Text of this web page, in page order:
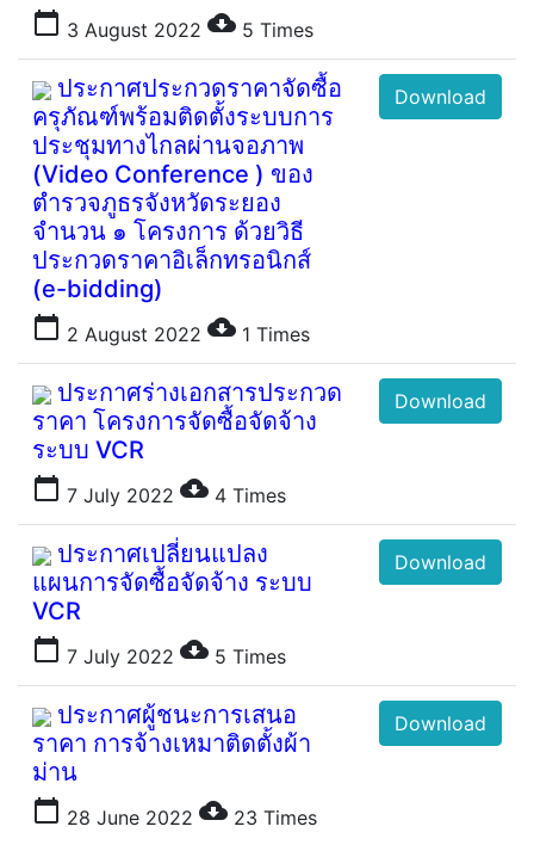
calendar_today 3 August 2022 cloud_download 5 Times
ประกาศประกวดราคาจัดซื้อ
ครุภัณฑ์พร้อมติดตั้งระบบการ
ประชุมทางไกลผ่านจอภาพ
(Video Conference ) ของ
ตำรวจภูธรจังหวัดระยอง
จำนวน ๑ โครงการ ด้วยวิธี
ประกวดราคาอิเล็กทรอนิกส์
(e-bidding)
calendar_today 2 August 2022 cloud_download 1 Times
Download
ประกาศร่างเอกสารประกวด
ราคา โครงการจัดซื้อจัดจ้าง
ระบบ VCR
calendar_today 7 July 2022 cloud_download 4 Times
Download
ประกาศเปลี่ยนแปลง
แผนการจัดซื้อจัดจ้าง ระบบ
VCR
calendar_today 7 July 2022 cloud_download 5 Times
Download
ประกาศผู้ชนะการเสนอ
ราคา การจ้างเหมาติดตั้งผ้า
ม่าน
calendar_today 28 June 2022 cloud_download 23 Times
Download